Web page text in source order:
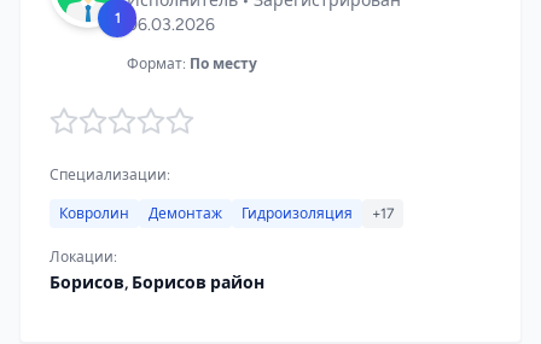
1
06.03.2026
Формат: По месту
Специализации:
Ковролин Демонтаж Гидроизоляция +17
Локации:
Борисов, Борисов район